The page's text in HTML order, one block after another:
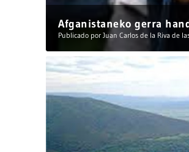
Afganistaneko gerra
Publicado por Juan Carlos de la Riva de